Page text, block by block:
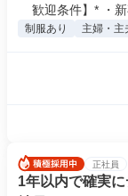
歓迎条件】* ・新
制服あり 主婦・主
正社員
1年以内で確実